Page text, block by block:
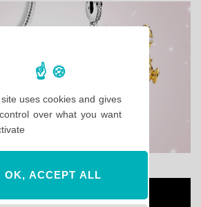
uses cookies and gives
over what you want
OK, ACCEPT ALL